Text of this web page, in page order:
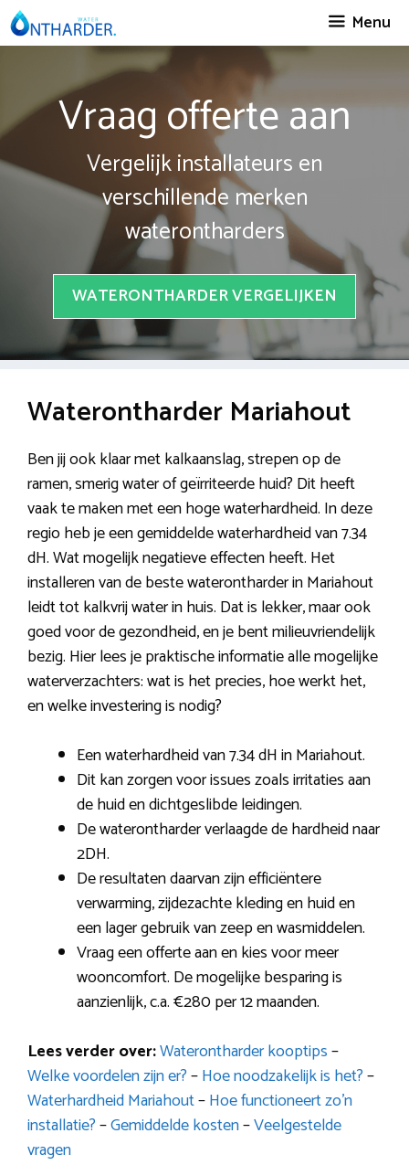
Spring
naar
Menu
Vraag offerte aan
Vergelijk installateurs en
verschillende merken
waterontharders
WATERONTHARDER VERGELIJKEN
Waterontharder Mariahout
Ben jij ook klaar met kalkaanslag, strepen op de
ramen, smerig water of geïrriteerde huid? Dit heeft
vaak te maken met een hoge waterhardheid. In deze
regio heb je een gemiddelde waterhardheid van 7.34
dH. Wat mogelijk negatieve effecten heeft. Het
installeren van de beste waterontharder in Mariahout
leidt tot kalkvrij water in huis. Dat is lekker, maar ook
goed voor de gezondheid, en je bent milieuvriendelijk
bezig. Hier lees je praktische informatie alle mogelijke
waterverzachters: wat is het precies, hoe werkt het,
en welke investering is nodig?
Een waterhardheid van 7.34 dH in Mariahout.
Dit kan zorgen voor issues zoals irritaties aan
de huid en dichtgeslibde leidingen.
De waterontharder verlaagde de hardheid naar
2DH.
De resultaten daarvan zijn efficiëntere
verwarming, zijdezachte kleding en huid en
een lager gebruik van zeep en wasmiddelen.
Vraag een offerte aan en kies voor meer
wooncomfort. De mogelijke besparing is
aanzienlijk, c.a. €280 per 12 maanden.
Lees verder over:Waterontharder kooptips–
Welke voordelen zijn er?–Hoe noodzakelijk is het?–
Waterhardheid Mariahout–Hoe functioneert zo’n
installatie?–Gemiddelde kosten–Veelgestelde
vragen